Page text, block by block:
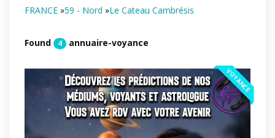
FRANCE »59 - Nord »Le Cateau Cambrésis
Found 4 annuaire-voyance
VOYANCE